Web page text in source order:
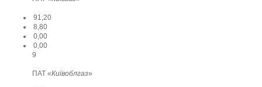
91,20
8,80
0,00
0,00
9
ПАТ «Київоблгаз»